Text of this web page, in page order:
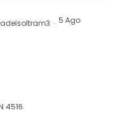
· 5 Ago
4516.